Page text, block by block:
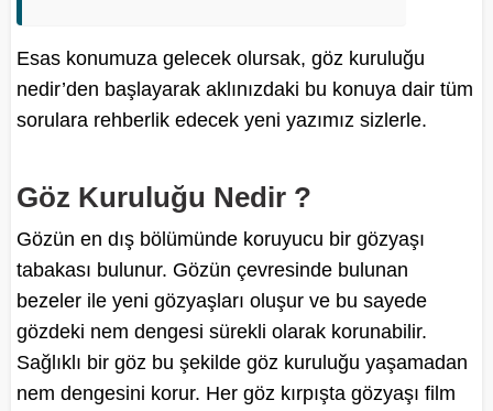
Esas konumuza gelecek olursak, göz kuruluğu
nedir’den başlayarak aklınızdaki bu konuya dair tüm
sorulara rehberlik edecek yeni yazımız sizlerle.
Göz Kuruluğu Nedir ?
Gözün en dış bölümünde koruyucu bir gözyaşı
tabakası bulunur. Gözün çevresinde bulunan
bezeler ile yeni gözyaşları oluşur ve bu sayede
gözdeki nem dengesi sürekli olarak korunabilir.
Sağlıklı bir göz bu şekilde göz kuruluğu yaşamadan
nem dengesini korur. Her göz kırpışta gözyaşı film